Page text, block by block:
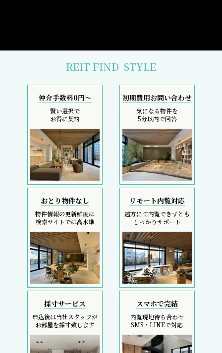
REIT FIND STYLE
仲介手数料0円～
賢い選択で
お得に契約
初期費用お問い合わせ
気になる物件を
5分以内で回答
おとり物件なし
物件情報の更新鮮度は
検索サイトでは高水準
リモート内覧対応
遠方にて内覧できずとも
しっかりサポート
採寸サービス
申込後は当社スタッフが
お部屋を採寸致します
スマホで完結
内覧現地待ち合わせ
SMS・LINEで対応